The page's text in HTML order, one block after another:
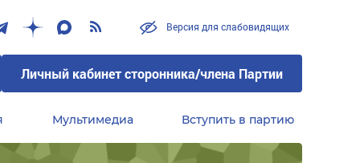
Версия для слабовидящих
Личный кабинет сторонника/члена Партии
Мультимедиа Вступить в партию